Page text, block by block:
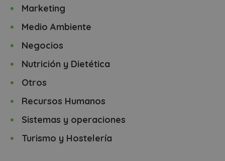
Marketing
Medio Ambiente
Negocios
Nutrición y Dietética
Otros
Recursos Humanos
Sistemas y operaciones
Turismo y Hostelería